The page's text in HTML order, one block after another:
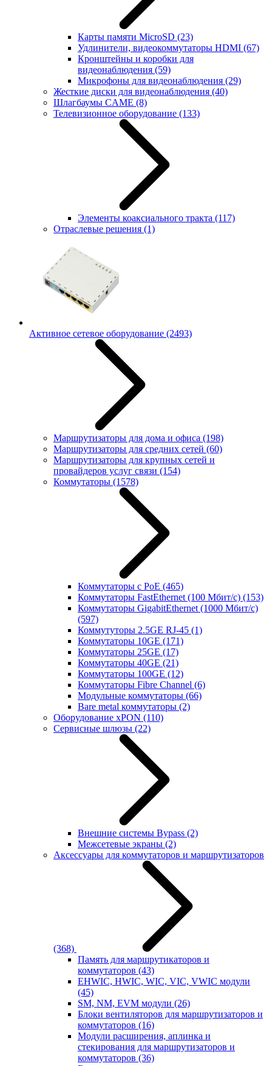
Карты памяти MicroSD (23)
Удлинители, видеокоммутаторы HDMI (67)
Кронштейны и коробки для
видеонаблюдения (59)
Микрофоны для видеонаблюдения (29)
Жесткие диски для видеонаблюдения (40)
Шлагбаумы CAME (8)
Телевизионное оборудование (133)
Элементы коаксиального тракта (117)
Отраслевые решения (1)
Активное сетевое оборудование (2493)
Маршрутизаторы для дома и офиса (198)
Маршрутизаторы для средних сетей (60)
Маршрутизаторы для крупных сетей и
провайдеров услуг связи (154)
Коммутаторы (1578)
Коммутаторы с PoE (465)
Коммутаторы FastEthernet (100 Мбит/с) (153)
Коммутаторы GigabitEthernet (1000 Мбит/с)
(597)
Коммутуторы 2.5GE RJ-45 (1)
Коммутаторы 10GE (171)
Коммутаторы 25GE (17)
Коммутаторы 40GE (21)
Коммутаторы 100GE (12)
Коммутаторы Fibre Channel (6)
Модульные коммутаторы (66)
Bare metal коммутаторы (2)
Оборудование xPON (110)
Сервисные шлюзы (22)
Внешние системы Bypass (2)
Межсетевые экраны (2)
Аксессуары для коммутаторов и маршрутизаторов
(368)
Память для маршрутикаторов и
коммутаторов (43)
EHWIC, HWIC, WIC, VIC, VWIC модули
(45)
SM, NM, EVM модули (26)
Блоки вентиляторов для маршрутизаторов и
коммутаторов (16)
Модули расширения, аплинка и
стекирования для маршрутизаторов и
коммутаторов (36)